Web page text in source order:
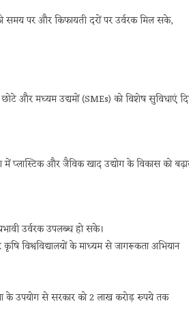
समय पर और किफायती दरों पर उर्वरक मिल सके,
और मध्यम उद्यमों (SMEs) को विशेष सुविधाएं
में प्लास्टिक और जैविक खाद उद्योग के विकास को
उर्वरक उपलब्ध हो सके।
विश्वविद्यालयों के माध्यम से जागरूकता अभियान
के उपयोग से सरकार को 2 लाख करोड़ रुपये तक